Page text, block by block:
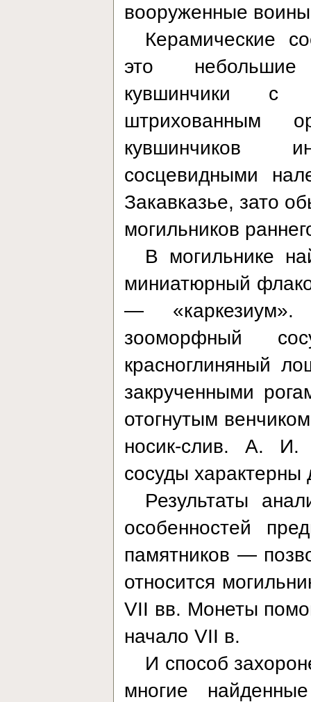
вооруженные
Керамические
это небольшие
кувшинчики с
штрихованным
кувшинчиков
сосцевидными
Закавказье, зато
могильников
В могильнике
миниатюрный
— «каркезиум».
зооморфный
красноглиняный
закрученными
отогнутым
носик-слив. А. И.
сосуды характерны
Результаты
особенностей
памятников —
относится
VII вв. Монеты
начало VII в.
И способ
многие